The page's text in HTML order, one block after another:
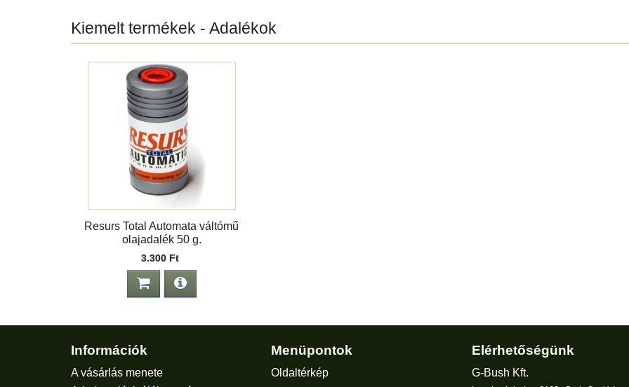
Kiemelt termékek - Adalékok
Resurs Total Automata váltómű
olajadalék 50 g.
3.300 Ft
Információk
A vásárlás menete
Menüpontok
Oldaltérkép
Elérhetőségünk
G-Bush Kft.